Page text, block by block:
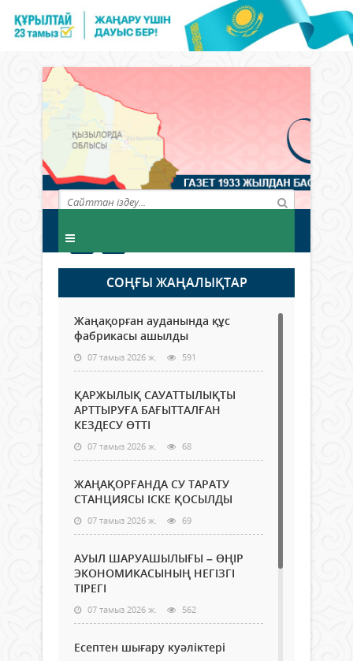
СОҢҒЫ ЖАҢАЛЫҚТАР
Жаңақорған ауданында құс
фабрикасы ашылды
07 тамыз 2026 ж. 591
ҚАРЖЫЛЫҚ САУАТТЫЛЫҚТЫ
АРТТЫРУҒА БАҒЫТТАЛҒАН
КЕЗДЕСУ ӨТТІ
07 тамыз 2026 ж. 68
ЖАҢАҚОРҒАНДА СУ ТАРАТУ
СТАНЦИЯСЫ ІСКЕ ҚОСЫЛДЫ
07 тамыз 2026 ж. 69
АУЫЛ ШАРУАШЫЛЫҒЫ – ӨҢІР
ЭКОНОМИКАСЫНЫҢ НЕГІЗГІ
ТІРЕГІ
07 тамыз 2026 ж. 562
Есептен шығару куәліктері